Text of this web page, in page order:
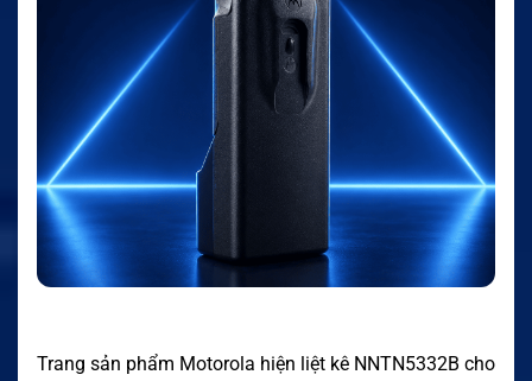
Trang sản phẩm Motorola hiện liệt kê NNTN5332B cho